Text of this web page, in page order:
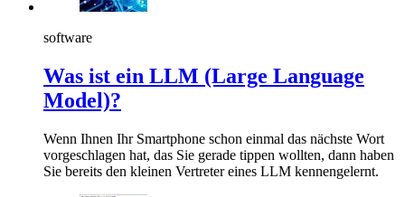
software
Was ist ein LLM (Large Language
Model)?
Wenn Ihnen Ihr Smartphone schon einmal das nächste Wort
vorgeschlagen hat, das Sie gerade tippen wollten, dann haben
Sie bereits den kleinen Vertreter eines LLM kennengelernt.